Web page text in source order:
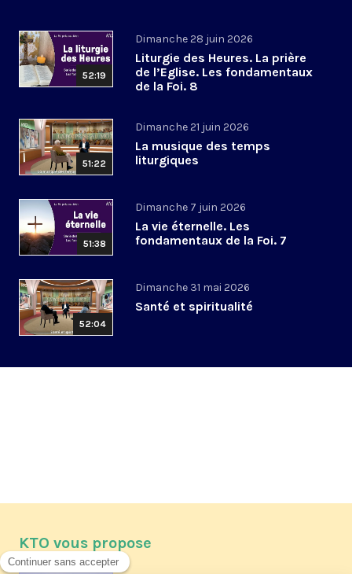
52:19
Dimanche 28 juin 2026
Liturgie des Heures. La prière
de l’Eglise. Les fondamentaux
de la Foi. 8
51:22
Dimanche 21 juin 2026
La musique des temps
liturgiques
51:38
Dimanche 7 juin 2026
La vie éternelle. Les
fondamentaux de la Foi. 7
52:04
Dimanche 31 mai 2026
Santé et spiritualité
KTO vous propose